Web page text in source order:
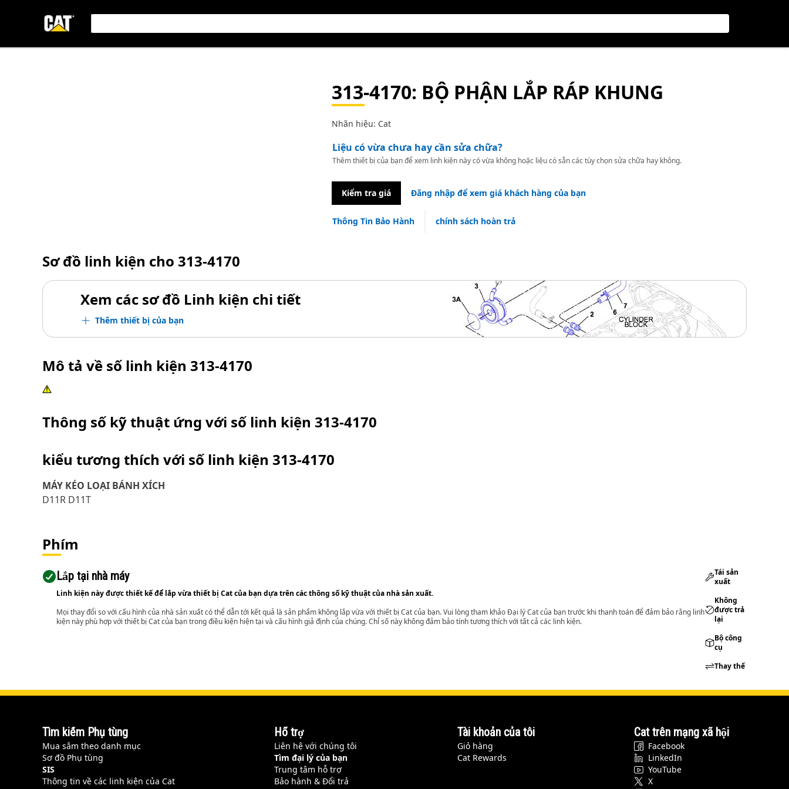
313-4170: BỘ PHẬN LẮP RÁP KHUNG
Nhãn hiệu: Cat
Liệu có vừa chưa hay cần sửa chữa?
Thêm thiết bị của bạn để xem linh kiện này có vừa không hoặc liệu có sẵn các tùy chọn sửa chữa hay không.
Kiểm tra giá Đăng nhập để xem giá khách hàng của bạn
Thông Tin Bảo Hành chính sách hoàn trả
Sơ đồ linh kiện cho 313-4170
Xem các sơ đồ Linh kiện chi tiết
Thêm thiết bị của bạn
Mô tả về số linh kiện 313-4170
Thông số kỹ thuật ứng với số linh kiện 313-4170
kiểu tương thích với số linh kiện 313-4170
MÁY KÉO LOẠI BÁNH XÍCH
D11R D11T
Phím
Lắp tại nhà máy
Linh kiện này được thiết kế để lắp vừa thiết bị Cat của bạn dựa trên các thông số kỹ thuật của nhà sản xuất.
Mọi thay đổi so với cấu hình của nhà sản xuất có thể dẫn tới kết quả là sản phẩm không lắp vừa với thiết bị Cat của bạn. Vui lòng tham khảo Đại lý Cat của bạn trước khi thanh toán để đảm bảo rằng linh
kiện này phù hợp với thiết bị Cat của bạn trong điều kiện hiện tại và cấu hình giả định của chúng. Chỉ số này không đảm bảo tính tương thích với tất cả các linh kiện.
Tái sản
xuất
Không
được trả
lại
Bộ công
cụ
Thay thế
Tìm kiếm Phụ tùng
Mua sắm theo danh mục
Sơ đồ Phụ tùng
SIS
Thông tin về các linh kiện của Cat
Hỗ trợ
Liên hệ với chúng tôi
Tìm đại lý của bạn
Trung tâm hỗ trợ
Bảo hành & Đổi trả
Tài khoản của tôi
Giỏ hàng
Cat Rewards
Cat trên mạng xã hội
Facebook
LinkedIn
YouTube
X